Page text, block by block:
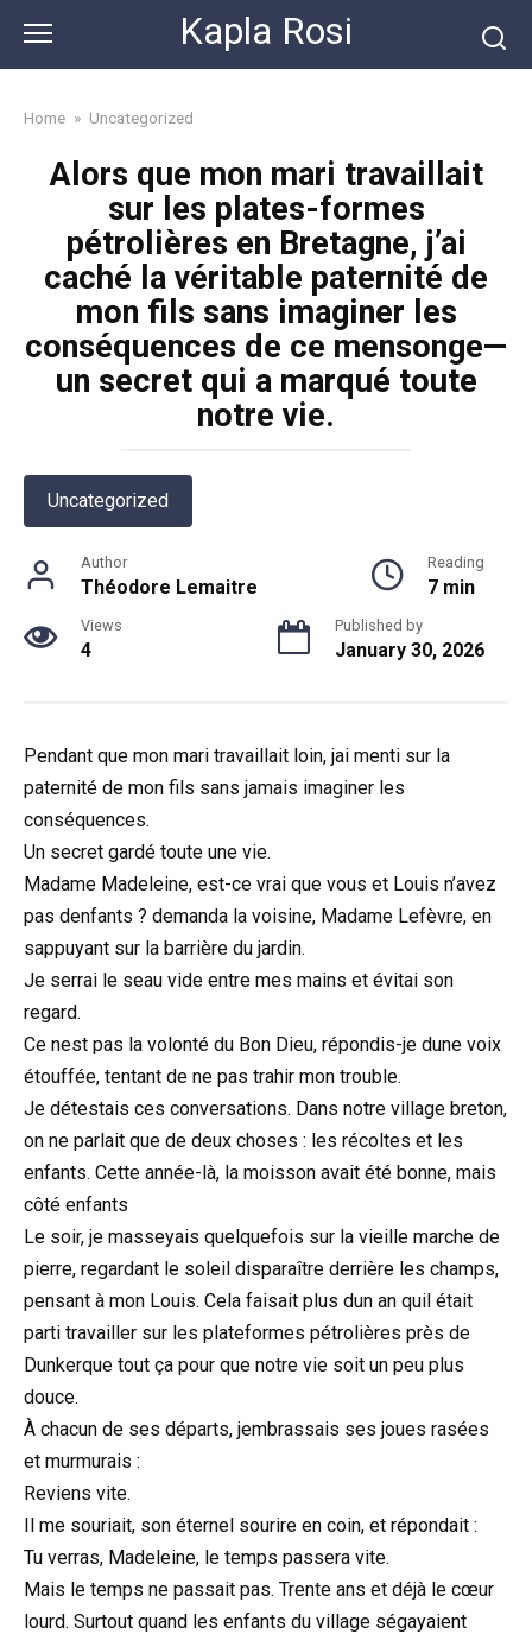
content
Kapla Rosi
Home » Uncategorized
Alors que mon mari travaillait
sur les plates-formes
pétrolières en Bretagne, j’ai
caché la véritable paternité de
mon fils sans imaginer les
conséquences de ce mensonge—
un secret qui a marqué toute
notre vie.
Uncategorized
Author
Théodore Lemaitre
Reading
7 min
Views
4
Published by
January 30, 2026
Pendant que mon mari travaillait loin, jai menti sur la
paternité de mon fils sans jamais imaginer les
conséquences.
Un secret gardé toute une vie.
Madame Madeleine, est-ce vrai que vous et Louis n’avez
pas denfants ? demanda la voisine, Madame Lefèvre, en
sappuyant sur la barrière du jardin.
Je serrai le seau vide entre mes mains et évitai son
regard.
Ce nest pas la volonté du Bon Dieu, répondis-je dune voix
étouffée, tentant de ne pas trahir mon trouble.
Je détestais ces conversations. Dans notre village breton,
on ne parlait que de deux choses : les récoltes et les
enfants. Cette année-là, la moisson avait été bonne, mais
côté enfants
Le soir, je masseyais quelquefois sur la vieille marche de
pierre, regardant le soleil disparaître derrière les champs,
pensant à mon Louis. Cela faisait plus dun an quil était
parti travailler sur les plateformes pétrolières près de
Dunkerque tout ça pour que notre vie soit un peu plus
douce.
À chacun de ses départs, jembrassais ses joues rasées
et murmurais :
Reviens vite.
Il me souriait, son éternel sourire en coin, et répondait :
Tu verras, Madeleine, le temps passera vite.
Mais le temps ne passait pas. Trente ans et déjà le cœur
lourd. Surtout quand les enfants du village ségayaient